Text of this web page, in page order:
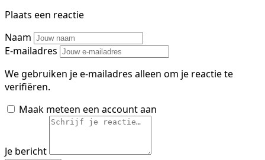
Plaats een reactie
Naam
E-mailadres
We gebruiken je e-mailadres alleen om je reactie te
verifiëren.
Maak meteen een account aan
Je bericht